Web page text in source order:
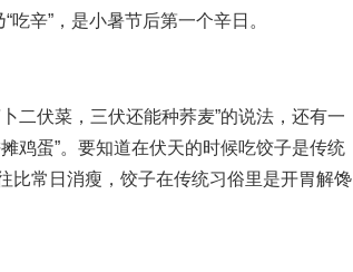
吃辛”，是小暑节后第一个辛日。
伏菜，三伏还能种荞麦”的说法，还有一
鸡蛋”。要知道在伏天的时候吃饺子是传统
比常日消瘦，饺子在传统习俗里是开胃解馋